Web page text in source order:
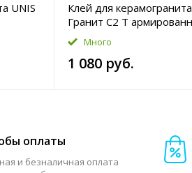
UNIS
Клей для
Гранит C2 T
25кгМного
1 080 руб.
оплаты
и безналичная оплата